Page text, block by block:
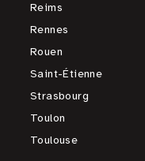
Reims
Rennes
Rouen
Saint-Étienne
Strasbourg
Toulon
Toulouse